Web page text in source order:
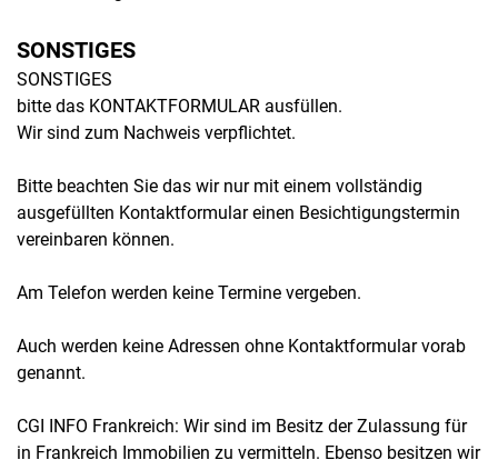
SONSTIGES
SONSTIGES
bitte das KONTAKTFORMULAR ausfüllen.
Wir sind zum Nachweis verpflichtet.
Bitte beachten Sie das wir nur mit einem vollständig
ausgefüllten Kontaktformular einen Besichtigungstermin
vereinbaren können.
Am Telefon werden keine Termine vergeben.
Auch werden keine Adressen ohne Kontaktformular vorab
genannt.
CGI INFO Frankreich: Wir sind im Besitz der Zulassung für
in Frankreich Immobilien zu vermitteln. Ebenso besitzen wir